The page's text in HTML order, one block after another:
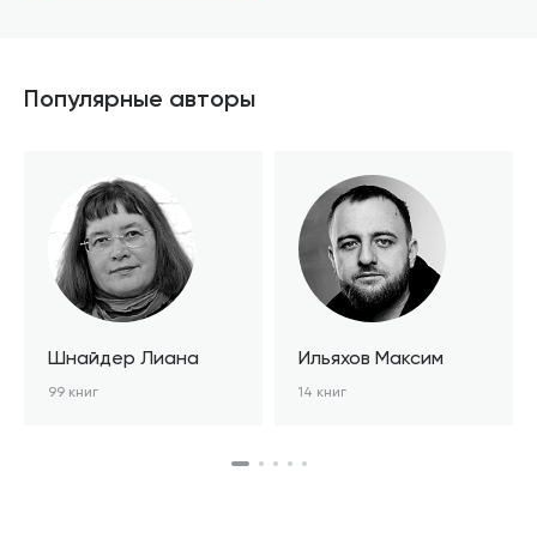
Популярные авторы
Шнайдер Лиана
99 книг
Ильяхов Максим
14 книг